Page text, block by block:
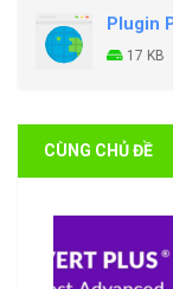
Plugin
17 KB
CÙNG CHỦ ĐỀ